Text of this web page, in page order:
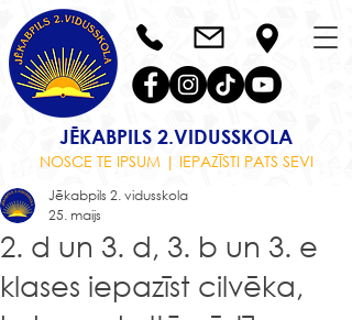
JĒKABPILS 2.VIDUSSKOLA
NOSCE TE IPSUM | IEPAZĪSTI PATS SEVI
2. d un 3. d, 3. b un 3. e
klases iepazīst cilvēka,
Jēkabpils 2. vidusskola
25. maijs